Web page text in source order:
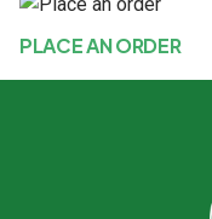
PLACE AN ORDER